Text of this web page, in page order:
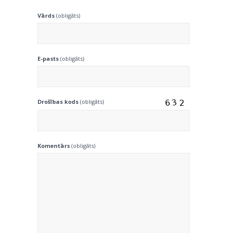
Vārds (obligāts)
E-pasts (obligāts)
Drošības kods (obligāts)
Komentārs (obligāts)